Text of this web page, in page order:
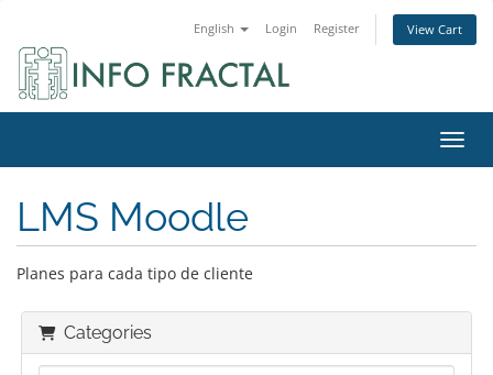
English Login Register View Cart
LMS Moodle
Planes para cada tipo de cliente
Categories